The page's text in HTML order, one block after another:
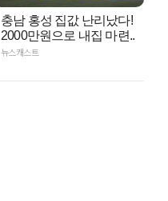
충남 홍성 집값 난리났다!
2000만원으로 내집 마련..
뉴스캐스트